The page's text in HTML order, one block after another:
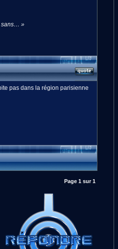
sans… »
pas dans la région parisienne
Page 1sur1